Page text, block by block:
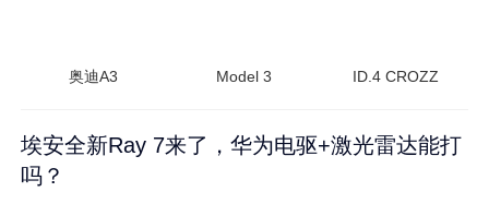
奥迪A3 Model 3 ID.4 CROZZ
埃安全新Ray 7来了，华为电驱+激光雷达能打
吗？